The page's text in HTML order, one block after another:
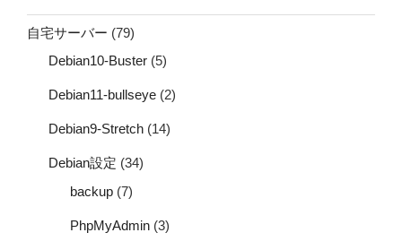
自宅サーバー (79)
Debian10-Buster (5)
Debian11-bullseye (2)
Debian9-Stretch (14)
Debian設定 (34)
backup (7)
PhpMyAdmin (3)